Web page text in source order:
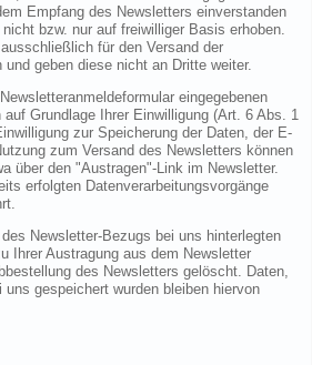
Empfang des Newsletters einverstanden
bzw. nur auf freiwilliger Basis erhoben.
für den Versand der
geben diese nicht an Dritte weiter.
eingegebenen
Grundlage Ihrer Einwilligung (Art. 6 Abs. 1
zur Speicherung der Daten, der E-
zum Versand des Newsletters können
über den "Austragen"-Link im Newsletter.
erfolgten Datenverarbeitungsvorgänge
Newsletter-Bezugs bei uns hinterlegten
Ihrer Austragung aus dem Newsletter
des Newsletters gelöscht. Daten,
gespeichert wurden bleiben hiervon